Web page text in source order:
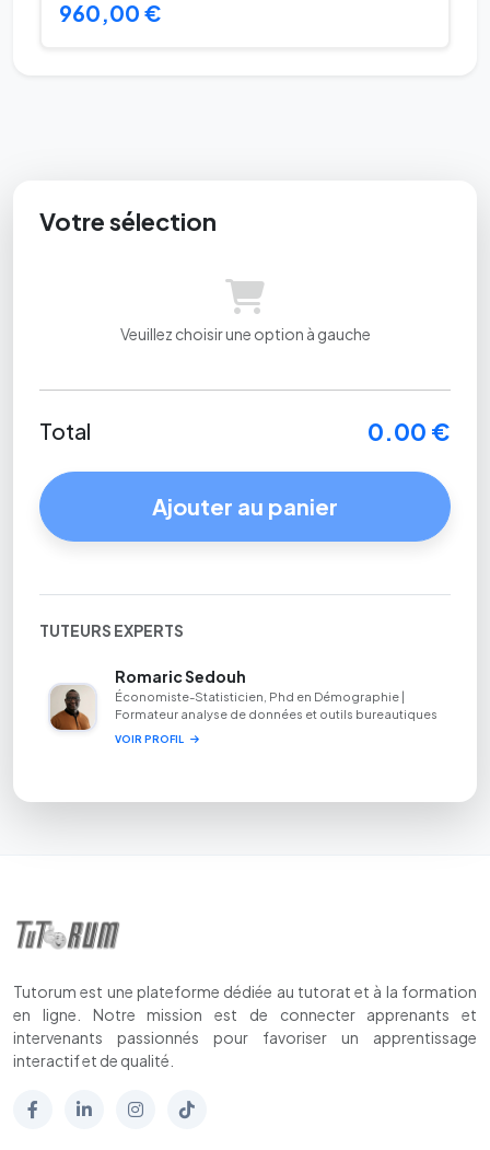
960,00 €
Votre sélection
Veuillez choisir une option à gauche
Total 0.00 €
Ajouter au panier
TUTEURS EXPERTS
Romaric Sedouh
Économiste-Statisticien, Phd en Démographie |
Formateur analyse de données et outils bureautiques
VOIR PROFIL
Tutorum est une plateforme dédiée au tutorat et à la formation
en ligne. Notre mission est de connecter apprenants et
intervenants passionnés pour favoriser un apprentissage
interactif et de qualité.